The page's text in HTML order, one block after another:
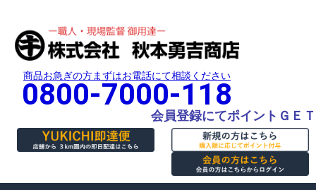
商品お急ぎの方まずはお電話にて相談ください
0800-7000-118
会員登録にてポイントＧＥＴ